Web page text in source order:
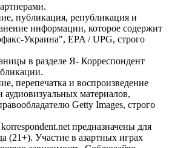
публикация, републикация и
информации, которое содержит
Украина", EPA / UPG, строго
в разделе Я- Корреспондент
перепечатка и воспроизведение
материалов,
Getty Images, строго
предназначены для
(21+). Участие в азартных играх